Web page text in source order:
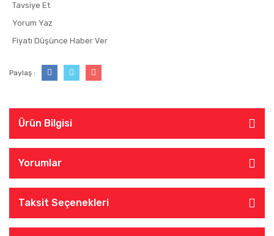
Tavsiye Et
Yorum Yaz
Fiyatı Düşünce Haber Ver
Paylaş :
Ürün Bilgisi
Yorumlar
Taksit Seçenekleri